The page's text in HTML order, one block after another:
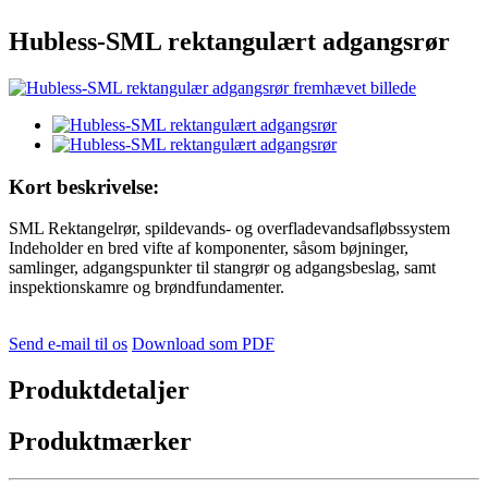
Hubless-SML rektangulært adgangsrør
Kort beskrivelse:
SML Rektangelrør, spildevands- og overfladevandsafløbssystem
Indeholder en bred vifte af komponenter, såsom bøjninger,
samlinger, adgangspunkter til stangrør og adgangsbeslag, samt
inspektionskamre og brøndfundamenter.
Send e-mail til os Download som PDF
Produktdetaljer
Produktmærker